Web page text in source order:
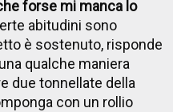
forse mi manca lo
abitudini sono
è sostenuto, risponde
qualche maniera
due tonnellate della
con un rollio